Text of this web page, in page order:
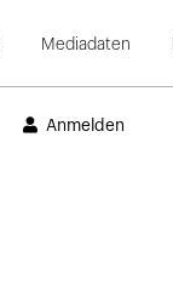
Mediadaten
Anmelden